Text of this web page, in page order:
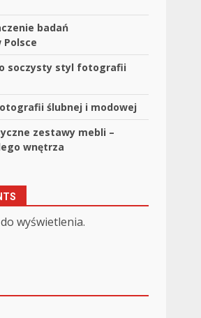
badań
Polsce
soczysty styl fotografii
ślubnej i modowej
zestawy mebli –
wnętrza
wyświetlenia.